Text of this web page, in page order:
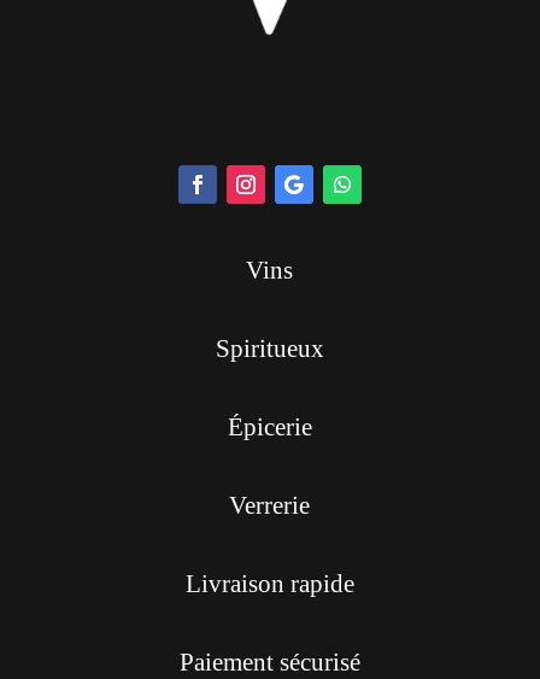
Vins
Spiritueux
Épicerie
Verrerie
Livraison rapide
Paiement sécurisé